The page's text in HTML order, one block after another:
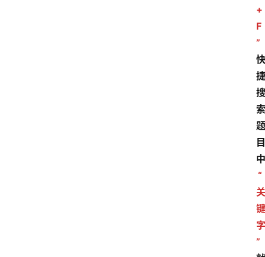
+
F
”
快
捷
搜
索
题
目
中
“
关
键
字
”